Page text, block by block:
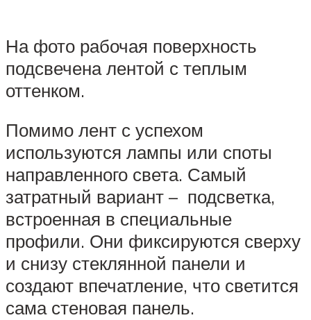
На фото рабочая поверхность
подсвечена лентой с теплым
оттенком.
Помимо лент с успехом
используются лампы или споты
направленного света. Самый
затратный вариант – подсветка,
встроенная в специальные
профили. Они фиксируются сверху
и снизу стеклянной панели и
создают впечатление, что светится
сама стеновая панель.